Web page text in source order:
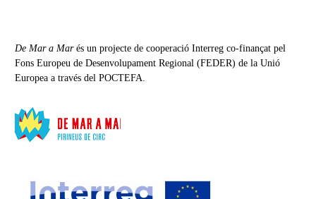
De Mar a Marés un projecte de cooperació Interreg co-finançat pel
Fons Europeu de Desenvolupament Regional (FEDER) de la Unió
Europea a través del POCTEFA.